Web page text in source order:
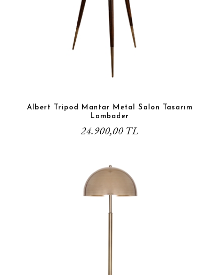
Albert Tripod Mantar Metal Salon Tasarım
Lambader
24.900,00 TL